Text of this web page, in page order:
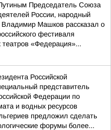
Председатель Союза
России, народный
Владимир Машков рассказал о
фестиваля
театров «Федерация»...
Российской
представитель
Федерации по
и водных ресурсов
предложил сделать
форумы более...